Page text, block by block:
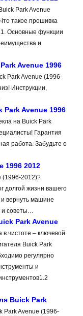
Park Avenue
такое прошивка
Основные функции
и
Avenue 1996
Park Avenue (1996-
Инструкции,
Park Avenue 1996
на Buick Park
Гарантия
работа. Забудьте о
1996 2012
(1996-2012)?
долгой жизни вашего
и вернуть машине
и советы…
Park Avenue
чистоте – ключевой
Buick Park
регулярно
и
Buick Park
Park Avenue (1996-